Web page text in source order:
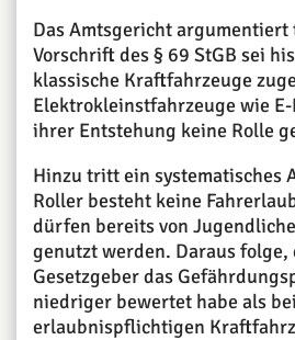
Das Amtsgericht argumentiert
Vorschrift des § 69 StGB sei
klassische Kraftfahrzeuge
Elektrokleinstfahrzeuge wie
ihrer Entstehung keine Rolle
Hinzu tritt ein systematisches
Roller besteht keine
dürfen bereits von
genutzt werden. Daraus folge,
Gesetzgeber das
niedriger bewertet habe als bei
erlaubnispflichtigen